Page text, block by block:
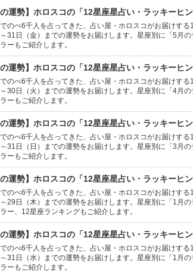
の運勢】ホロスコの「12星座星占い・ラッキーヒ
のべ6千人を占ってきた、占い屋・ホロスコがお届けす
～31日（金）までの運勢をお届けします。星座別に「5月
ーもご紹介します。
の運勢】ホロスコの「12星座星占い・ラッキーヒ
のべ6千人を占ってきた、占い屋・ホロスコがお届けす
～30日（火）までの運勢をお届けします。星座別に「4月
ーもご紹介します。
の運勢】ホロスコの「12星座星占い・ラッキーヒ
のべ6千人を占ってきた、占い屋・ホロスコがお届けす
～31日（日）までの運勢をお届けします。星座別に「3月
ーもご紹介します。
の運勢】ホロスコの「12星座星占い・ラッキーヒ
のべ6千人を占ってきた、占い屋・ホロスコがお届けす
～29日（木）までの運勢をお届けします。星座別に「1月
ー、12星座ランキングもご紹介します。
の運勢】ホロスコの「12星座星占い・ラッキーヒ
のべ6千人を占ってきた、占い屋・ホロスコがお届けす
～31日（水）までの運勢をお届けします。星座別に「1月
ーもご紹介します。